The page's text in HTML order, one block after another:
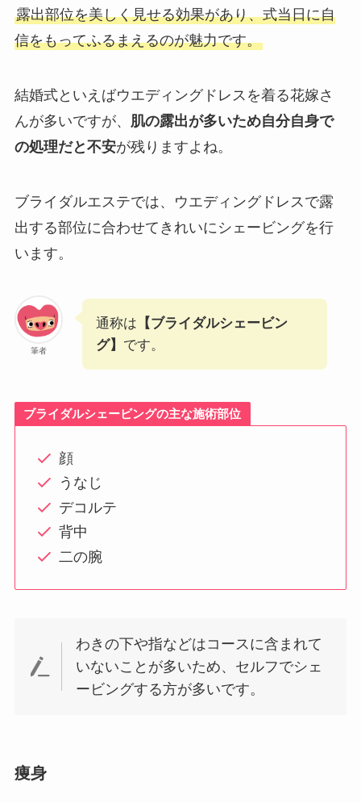
露出部位を美しく見せる効果があり、式当日に自
信をもってふるまえるのが魅力です。
結婚式といえばウエディングドレスを着る花嫁さ
んが多いですが、
肌の露出が多いため自分自身で
の処理だと不安が残りますよね。
ブライダルエステでは、ウエディングドレスで露
出する部位に合わせてきれいにシェービングを行
います。
筆者
通称は 【ブライダルシェービン
グ】 です。
ブライダルシェービングの主な施術部位
顔
うなじ
デコルテ
背中
二の腕
わきの下や指などはコースに含まれて
いないことが多いため、セルフでシェ
ービングする方が多いです。
痩身